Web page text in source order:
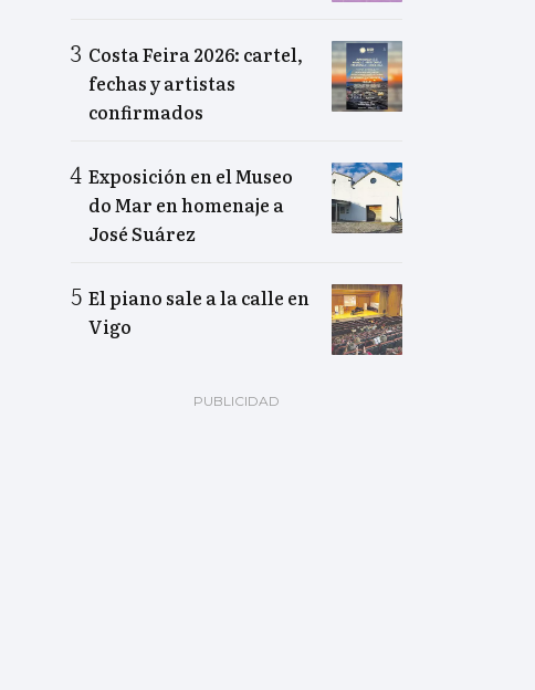
Costa Feira 2026: cartel,
fechas y artistas
confirmados
Exposición en el Museo
do Mar en homenaje a
José Suárez
El piano sale a la calle en
Vigo